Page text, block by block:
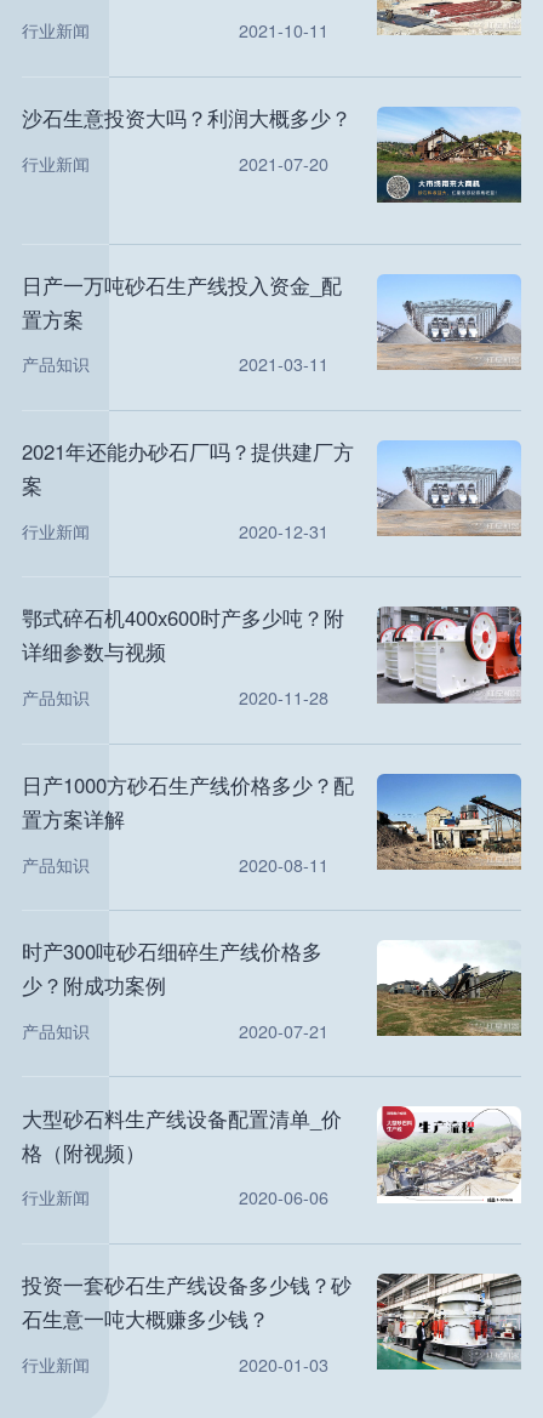
行业新闻 2021-10-11
沙石生意投资大吗？利润大概多少？
行业新闻 2021-07-20
日产一万吨砂石生产线投入资金_配
置方案
产品知识 2021-03-11
2021年还能办砂石厂吗？提供建厂方
案
行业新闻 2020-12-31
鄂式碎石机400x600时产多少吨？附
详细参数与视频
产品知识 2020-11-28
日产1000方砂石生产线价格多少？配
置方案详解
产品知识 2020-08-11
时产300吨砂石细碎生产线价格多
少？附成功案例
产品知识 2020-07-21
大型砂石料生产线设备配置清单_价
格（附视频）
行业新闻 2020-06-06
投资一套砂石生产线设备多少钱？砂
石生意一吨大概赚多少钱？
行业新闻 2020-01-03